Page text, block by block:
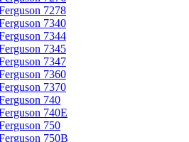
7278
7340
7344
7345
7347
7360
7370
740
740E
750
750B